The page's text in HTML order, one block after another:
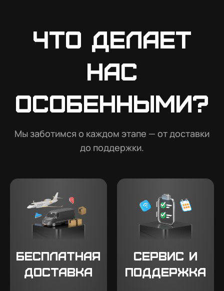
Что делает
нас
особенными?
Мы заботимся о каждом этапе — от доставки
до поддержки.
Бесплатная
доставка
Сервис и
поддержка